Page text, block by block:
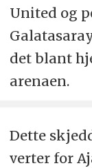
United og
det blant
arenaen.
Dette
verter for